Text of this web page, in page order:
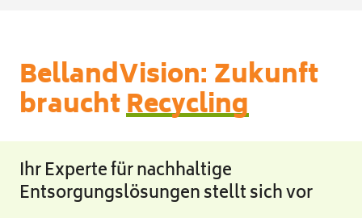
BellandVision: Zukunft
brauchtRecycling
Ihr Experte für nachhaltige
Entsorgungslösungen stellt sich vor